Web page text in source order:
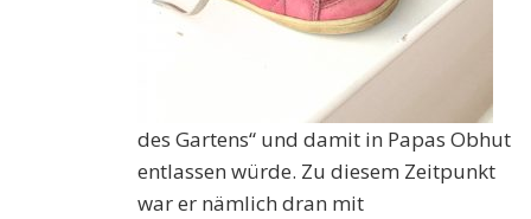
des Gartens“ und damit in Papas Obhut
entlassen würde. Zu diesem Zeitpunkt
war er nämlich dran mit